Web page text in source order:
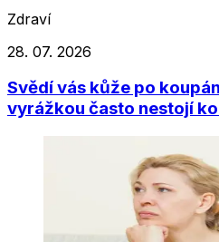
Zdraví
28. 07. 2026
Svědí vás kůže po
vyrážkou často nestojí